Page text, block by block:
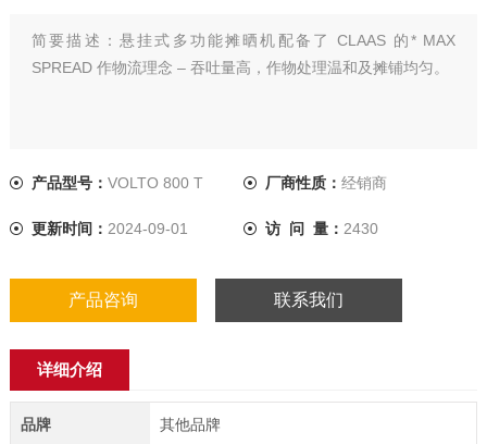
简要描述： 悬挂式多功能摊晒机配备了 CLAAS 的* MAX
SPREAD 作物流理念 – 吞吐量高，作物处理温和及摊铺均匀。
产品型号： VOLTO 800 T 厂商性质： 经销商
更新时间： 2024-09-01 访 问 量： 2430
产品咨询 联系我们
详细介绍
品牌 其他品牌